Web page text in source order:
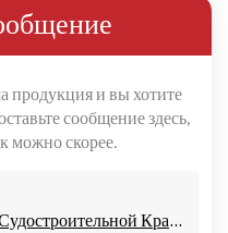
продукция и вы хотите
сообщение здесь,
можно скорее.
Порошок Волластонита Для Судостроительной Краски